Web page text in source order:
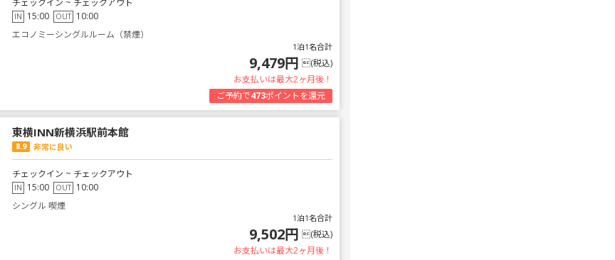
チェックイン ~ チェックアウト
IN 15:00 OUT 10:00
エコノミーシングルルーム（禁煙）
1泊1名合計
9,479円 (税込)
お支払いは最大2ヶ月後！
ご予約で473ポイントを還元
東横INN新横浜駅前本館
8.9 非常に良い
チェックイン ~ チェックアウト
IN 15:00 OUT 10:00
シングル 喫煙
1泊1名合計
9,502円 (税込)
お支払いは最大2ヶ月後！